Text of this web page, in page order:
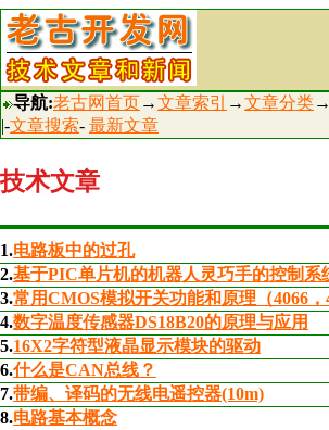
导航:老古网首页→文章索引 →文章分类
|-文章搜索- 最新文章
技术文章
1.电路板中的过孔
2.基于PIC单片机的机器人灵巧手的控制系
3.常用CMOS模拟开关功能和原理（4066，
4.数字温度传感器DS18B20的原理与应用
5.16X2字符型液晶显示模块的驱动
6.什么是CAN总线？
7.带编、译码的无线电遥控器(10m)
8.电路基本概念